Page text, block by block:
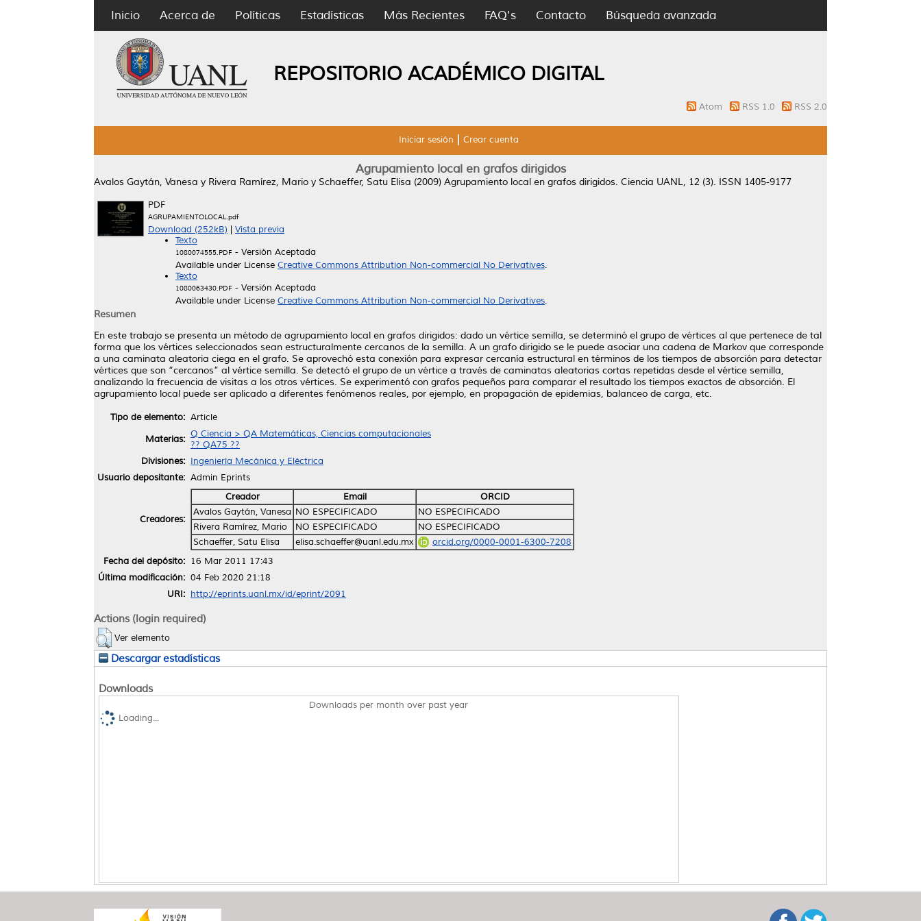
Inicio Acerca de Políticas Estadísticas Más Recientes FAQ's Contacto Búsqueda avanzada
REPOSITORIO ACADÉMICO DIGITAL
Atom RSS 1.0 RSS 2.0
Iniciar sesión Crear cuenta
Agrupamiento local en grafos dirigidos
Avalos Gaytán, Vanesa y Rivera Ramírez, Mario y Schaeffer, Satu Elisa (2009) Agrupamiento local en grafos dirigidos. Ciencia UANL, 12 (3). ISSN 1405-9177
PDF
AGRUPAMIENTOLOCAL.pdf
Download (252kB)
Vista previa
Texto
1080074555.PDF - Versión Aceptada
Available under License Creative Commons Attribution Non-commercial No Derivatives.
Texto
1080063430.PDF - Versión Aceptada
Available under License Creative Commons Attribution Non-commercial No Derivatives.
Resumen
En este trabajo se presenta un método de agrupamiento local en grafos dirigidos: dado un vértice semilla, se determinó el grupo de vértices al que pertenece de tal
forma que los vértices seleccionados sean estructuralmente cercanos de la semilla. A un grafo dirigido se le puede asociar una cadena de Markov que corresponde
a una caminata aleatoria ciega en el grafo. Se aprovechó esta conexión para expresar cercanía estructural en términos de los tiempos de absorción para detectar
vértices que son “cercanos” al vértice semilla. Se detectó el grupo de un vértice a través de caminatas aleatorias cortas repetidas desde el vértice semilla,
analizando la frecuencia de visitas a los otros vértices. Se experimentó con grafos pequeños para comparar el resultado los tiempos exactos de absorción. El
agrupamiento local puede ser aplicado a diferentes fenómenos reales, por ejemplo, en propagación de epidemias, balanceo de carga, etc.
Tipo de elemento: Article
Materias: Q Ciencia > QA Matemáticas, Ciencias computacionales
?? QA75 ??
Divisiones: Ingeniería Mecánica y Eléctrica
Usuario depositante: Admin Eprints
Creadores:
Creador Email
ORCID
Avalos Gaytán, Vanesa NO ESPECIFICADO
NO ESPECIFICADO
Rivera Ramírez, Mario
NO ESPECIFICADO
NO ESPECIFICADO
Schaeffer, Satu Elisa
elisa.schaeffer@uanl.edu.mx
orcid.org/0000-0001-6300-7208
Fecha del depósito: 16 Mar 2011 17:43
Última modificación: 04 Feb 2020 21:18
URI: http://eprints.uanl.mx/id/eprint/2091
Actions (login required)
Ver elemento
Descargar estadísticas
Downloads
Downloads per month over past year
Loading...